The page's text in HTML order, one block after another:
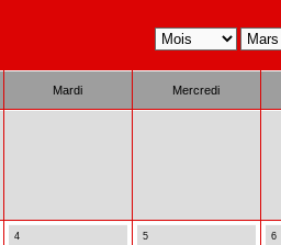
Mardi Mercredi
4 5 6